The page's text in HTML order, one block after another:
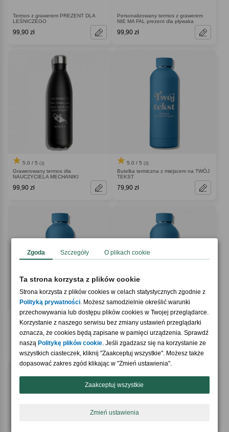
Termos z grawerem PREZENT DLA
LEŚNICZEGO
99,90 zł
Personalizowany termos z grawerem
NIE MA FAL prezent dla pływaka
99,90 zł
5.0 / 5 (1)
Grawerowany termos dla
NAUCZYCIELA MECHANIKI
99,90 zł
5.0 / 5 (2)
Butelka termiczna z miejscem na TWÓJ
TEKST
79,90 zł
Butelka termiczna z koniem PREZENT
DLA JEŹDŹCA
79,90 zł
Butelka termiczna z grawerem
PREZENT DLA WĘDKARZA
79,90 zł
Zgoda Szczegóły O plikach cookie
Ta strona korzysta z plików cookie
Strona korzysta z plików cookies w celach statystycznych zgodnie z
Polityką prywatności. Możesz samodzielnie określić warunki
przechowywania lub dostępu plików cookies w Twojej przeglądarce.
Korzystanie z naszego serwisu bez zmiany ustawień przeglądarki
oznacza, że cookies będą zapisane w pamięci urządzenia. Sprawdź
naszą Politykę plików cookie. Jeśli zgadzasz się na korzystanie ze
wszystkich ciasteczek, kliknij "Zaakceptuj wszystkie". Możesz także
dopasować zakres zgód klikając w "Zmień ustawienia".
Zaakceptuj wszystkie
Zmień ustawienia